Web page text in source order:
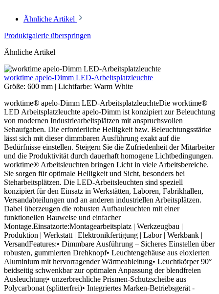
Ähnliche Artikel
Produktgalerie überspringen
Ähnliche Artikel
worktime apelo-Dimm LED-Arbeitsplatzleuchte
Größe: 600 mm | Lichtfarbe: Warm White
worktime® apelo-Dimm LED-ArbeitsplatzleuchteDie worktime®
LED Arbeitsplatzleuchte apelo-Dimm ist konzipiert zur Beleuchtung
von modernen Industriearbeitsplätzen mit anspruchsvollen
Sehaufgaben. Die erforderliche Helligkeit bzw. Beleuchtungsstärke
lässt sich mit dieser dimmbaren Ausführung exakt auf die
Bedürfnisse einstellen. Steigern Sie die Zufriedenheit der Mitarbeiter
und die Produktivität durch dauerhaft homogene Lichtbedingungen.
worktime® Arbeitsleuchten bringen Licht in viele Arbeitsbereiche.
Sie sorgen für optimale Helligkeit und Sicht, besonders bei
Steharbeitsplätzen. Die LED-Arbeitsleuchten sind speziell
konzipiert für den Einsatz in Werkstätten, Laboren, Fabrikhallen,
Versandabteilungen und an anderen industriellen Arbeitsplätzen.
Dabei überzeugen die robusten Aufbauleuchten mit einer
funktionellen Bauweise und einfacher
Montage.Einsatzorte:Montagearbeitsplatz | Werkzeugbau |
Produktion | Werkstatt | Elektronikfertigung | Labor | Werkbank |
VersandFeatures:• Dimmbare Ausführung – Sicheres Einstellen über
robusten, gummierten Drehknopf• Leuchtengehäuse aus eloxierten
Aluminium mit hervorragender Wärmeableitung• Leuchtkörper 90°
beidseitig schwenkbar zur optimalen Anpassung der blendfreien
Ausleuchtung• unzerbrechliche Prismen-Schutzscheibe aus
Polycarbonat (splitterfrei)• Integriertes Marken-Betriebsgerät -